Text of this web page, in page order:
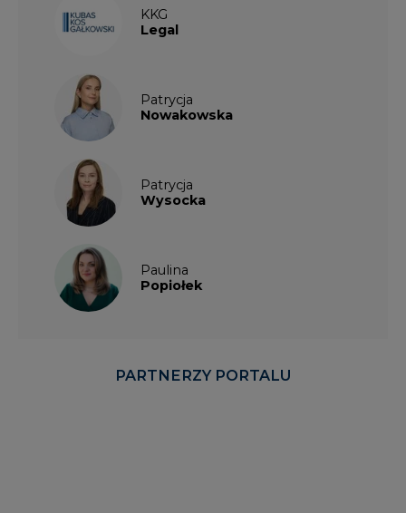
KKG
Legal
Patrycja
Nowakowska
Patrycja
Wysocka
Paulina
Popiołek
PARTNERZY PORTALU